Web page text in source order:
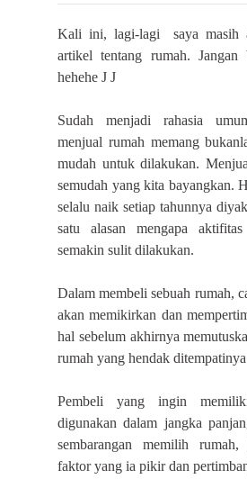
Kali ini, lagi-lagi
saya masih
artikel tentang rumah. Jangan
hehehe J J
Sudah menjadi rahasia
menjual rumah memang
mudah untuk dilakukan.
semudah yang kita bayangkan.
selalu naik setiap tahunnya
satu alasan mengapa
semakin sulit dilakukan.
Dalam membeli sebuah rumah,
akan memikirkan dan
hal sebelum akhirnya
rumah yang hendak
Pembeli yang ingin
digunakan dalam jangka
sembarangan memilih
faktor yang ia pikir dan